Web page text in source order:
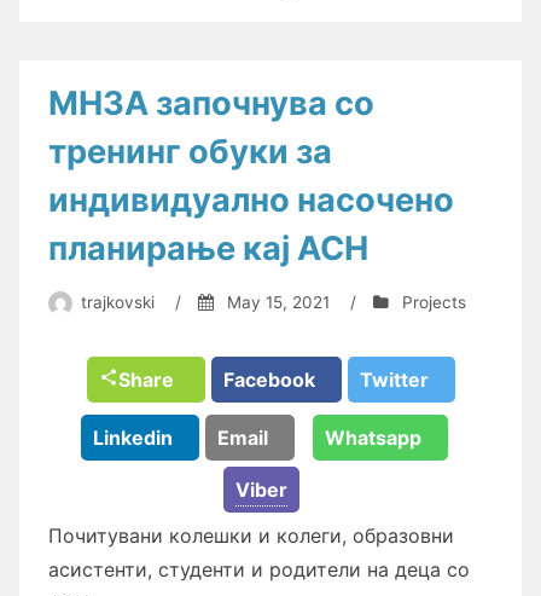
МНЗА започнува со
тренинг обуки за
индивидуално насочено
планирање кај АСН
trajkovski / May 15, 2021 / Projects
Share Facebook Twitter
Linkedin Email Whatsapp
Viber
Почитувани колешки и колеги, образовни
асистенти, студенти и родители на деца со